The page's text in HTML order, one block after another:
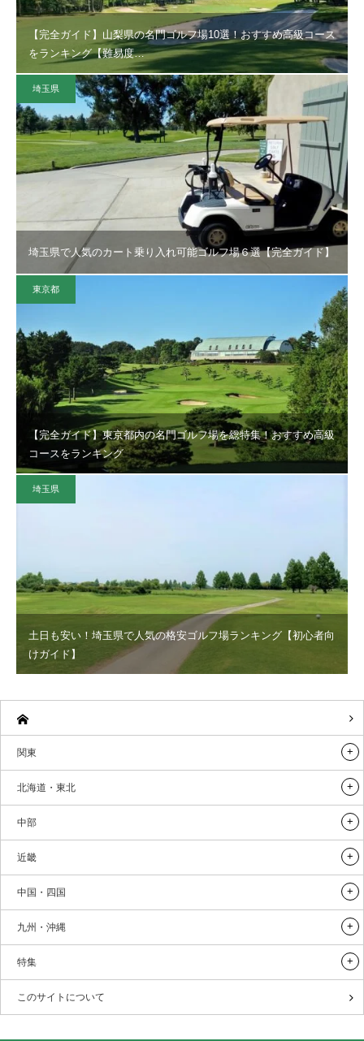
【完全ガイド】山梨県の名門ゴルフ場10選！おすすめ高級コース
をランキング【難易度…
埼玉県
埼玉県で人気のカート乗り入れ可能ゴルフ場６選【完全ガイド】
東京都
【完全ガイド】東京都内の名門ゴルフ場を総特集！おすすめ高級
コースをランキング
埼玉県
土日も安い！埼玉県で人気の格安ゴルフ場ランキング【初心者向
けガイド】
関東
北海道・東北
中部
近畿
中国・四国
九州・沖縄
特集
このサイトについて